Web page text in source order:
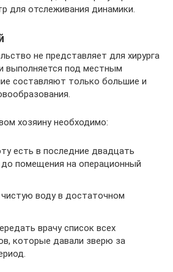
для отслеживания динамики.
не представляет для хирурга
выполняется под местным
составляют только большие и
хозяину необходимо:
есть в последние двадцать
помещения на операционный
воду в достаточном
врачу список всех
которые давали зверю за